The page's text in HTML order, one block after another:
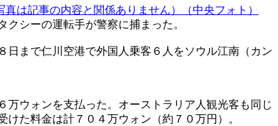
は記事の内容と関係ありません）（中央フォト）
シーの運転手が警察に捕まった。
まで仁川空港で外国人乗客６人をソウル江南（カン
ウォンを支払った。オーストラリア人観光客も同じ
た料金は計７０４万ウォン（約７０万円）。